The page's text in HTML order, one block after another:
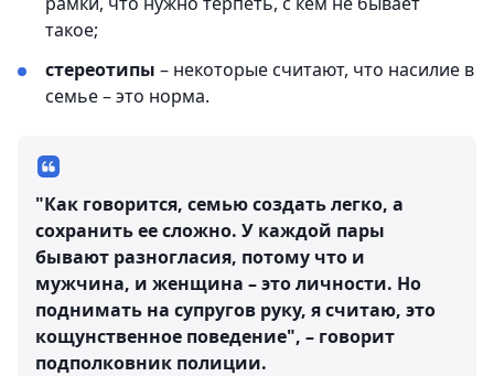
такое;
стереотипы – некоторые считают, что насилие в
семье – это норма.
"Как говорится, семью создать легко, а
сохранить ее сложно. У каждой пары
бывают разногласия, потому что и
мужчина, и женщина – это личности. Но
поднимать на супругов руку, я считаю, это
кощунственное поведение", – говорит
подполковник полиции.